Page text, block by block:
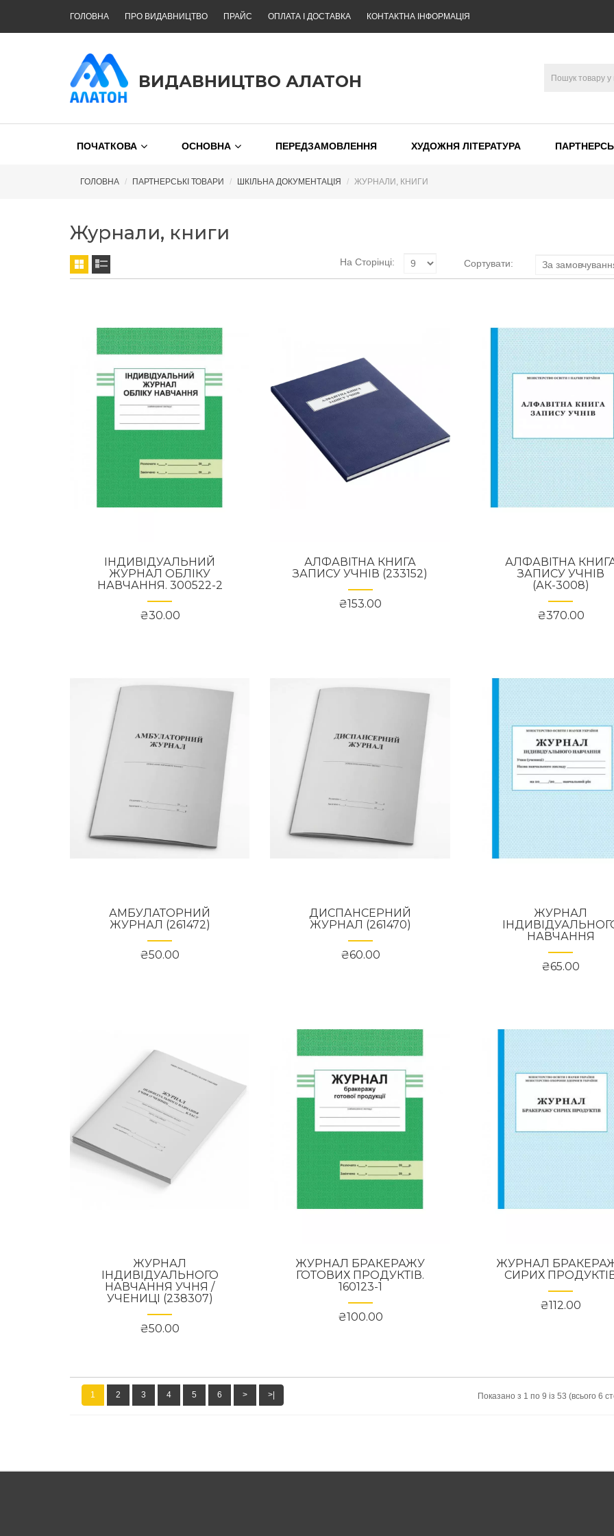
ГОЛОВНА ПРО ВИДАВНИЦТВО ПРАЙС ОПЛАТА І ДОСТАВКА КОНТАКТНА ІНФОРМАЦІЯ
ВИДАВНИЦТВО АЛАТОН
ПОЧАТКОВА ОСНОВНА ПЕРЕДЗАМОВЛЕННЯ ХУДОЖНЯ ЛІТЕРАТУРА
ГОЛОВНА ПАРТНЕРСЬКІ ТОВАРИ ШКІЛЬНА ДОКУМЕНТАЦІЯ ЖУРНАЛИ, КНИГИ
Журнали, книги
Сортувати:
На Сторінці:
ІНДИВІДУАЛЬНИЙ
ЖУРНАЛ ОБЛІКУ
НАВЧАННЯ. 300522-2
₴30.00
АЛФАВІТНА КНИГА
ЗАПИСУ УЧНІВ (233152)
₴153.00
АЛФАВІТНА
ЗАПИСУ УЧНІВ
(АК-3008)
₴370.00
АМБУЛАТОРНИЙ
ЖУРНАЛ (261472)
₴50.00
ДИСПАНСЕРНИЙ
ЖУРНАЛ (261470)
₴60.00
ЖУРНАЛ
НАВЧАННЯ
₴65.00
ЖУРНАЛ
ІНДИВІДУАЛЬНОГО
НАВЧАННЯ УЧНЯ /
УЧЕНИЦІ (238307)
₴50.00
ЖУРНАЛ БРАКЕРАЖУ
ГОТОВИХ ПРОДУКТІВ.
160123-1
₴100.00
ЖУРНАЛ
СИРИХ
₴112.00
1 2 3 4 5 6 > >| Показано з 1 по 9 із 53 (всього 6